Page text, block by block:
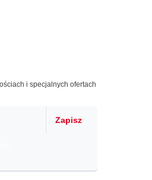
i specjalnych ofertach
Zapisz